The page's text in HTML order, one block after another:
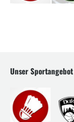
Unser Sportangebot